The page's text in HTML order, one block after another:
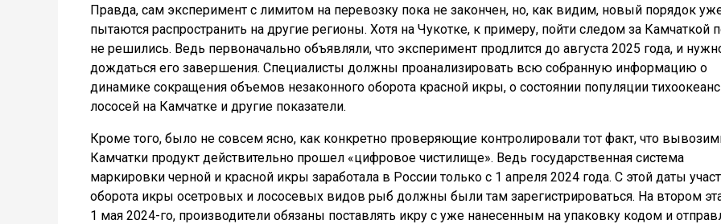
Правда, сам эксперимент с лимитом на перевозку пока не закончен, но, как видим, новый порядок
пытаются распространить на другие регионы. Хотя на Чукотке, к примеру, пойти следом за Камчаткой
не решились. Ведь первоначально объявляли, что эксперимент продлится до августа 2025 года, и
дождаться его завершения. Специалисты должны проанализировать всю собранную информацию о
динамике сокращения объемов незаконного оборота красной икры, о состоянии популяции
лососей на Камчатке и другие показатели.
Кроме того, было не совсем ясно, как конкретно проверяющие контролировали тот факт, что
Камчатки продукт действительно прошел «цифровое чистилище». Ведь государственная система
маркировки черной и красной икры заработала в России только с 1 апреля 2024 года. С этой даты
оборота икры осетровых и лососевых видов рыб должны были там зарегистрироваться. На втором
1 мая 2024-го, производители обязаны поставлять икру с уже нанесенным на упаковку кодом и